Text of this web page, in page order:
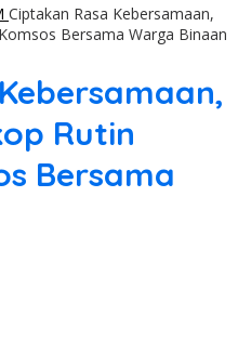
Ciptakan Rasa Kebersamaan,
Bersama Warga Binaan
Rutin
Bersama